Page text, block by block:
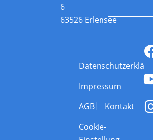
6
63526 Erlensee
Impressum
AGB
Kontakt
Cookie-